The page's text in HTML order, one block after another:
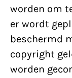
worden om
er wordt
beschermd
copyright
worden